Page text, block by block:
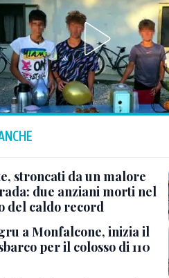
stroncati da un malore
due anziani morti nel
del caldo record
a Monfalcone, inizia il
per il colosso di 110